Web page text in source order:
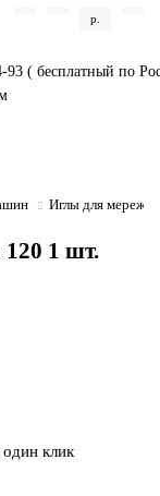
р.
93 ( бесплатный по
Иглы для
1 шт.
клик